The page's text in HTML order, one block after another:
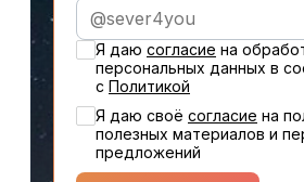
Новогодние туры
Я даю согласие на
персональных данных в
с Политикой
Я даю своё cогласие на
полезных материалов и
предложений